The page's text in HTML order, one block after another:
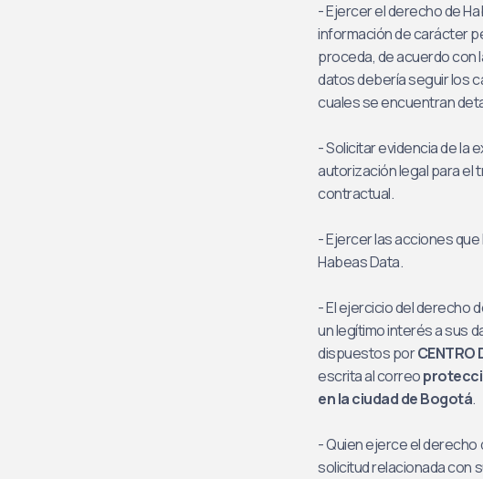
- Ejercer el derecho de
información de carácter
proceda, de acuerdo con
datos debería seguir los
cuales se encuentran
- Solicitar evidencia de la
autorización legal para el
contractual.
- Ejercer las acciones
Habeas Data.
- El ejercicio del derecho
un legítimo interés a sus
dispuestos porCENTRO
escrita al correo
en la ciudad de Bogotá.
- Quien ejerce el derecho
solicitud relacionada con